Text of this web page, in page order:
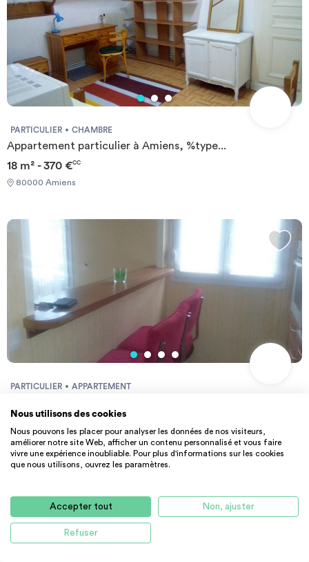
PARTICULIER CHAMBRE
Appartement particulier à Amiens, %type...
18 m² - 370 €CC
80000 Amiens
PARTICULIER APPARTEMENT
80000 Amiens
Nous utilisons des cookies
Nous pouvons les placer pour analyser les données de nos visiteurs,
améliorer notre site Web, afficher un contenu personnalisé et vous faire
vivre une expérience inoubliable. Pour plus d'informations sur les cookies
que nous utilisons, ouvrez les paramètres.
Accepter tout Non, ajuster
Refuser